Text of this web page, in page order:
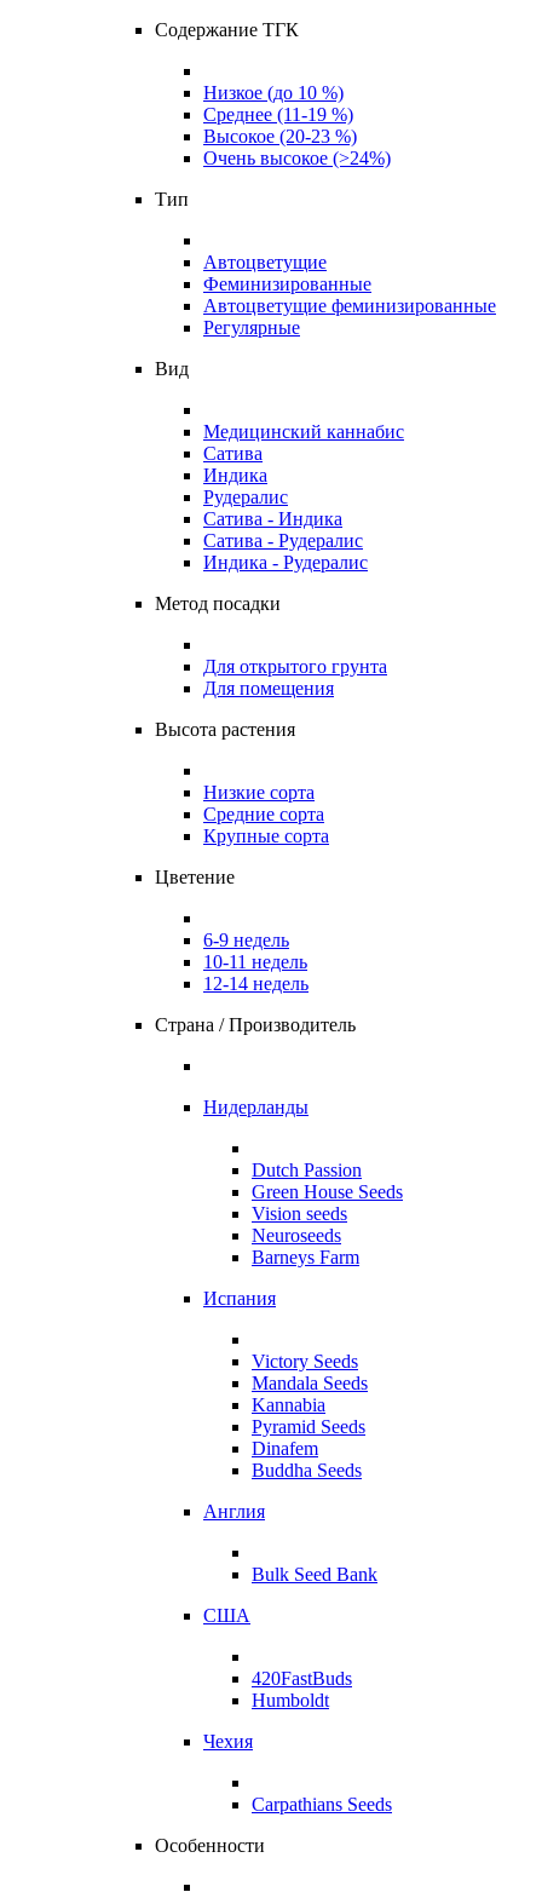
Содержание ТГК
Низкое (до 10 %)
Среднее (11-19 %)
Высокое (20-23 %)
Очень высокое (>24%)
Тип
Автоцветущие
Феминизированные
Автоцветущие феминизированные
Регулярные
Вид
Медицинский каннабис
Сатива
Индика
Рудералис
Сатива - Индика
Сатива - Рудералис
Индика - Рудералис
Метод посадки
Для открытого грунта
Для помещения
Высота растения
Низкие сорта
Средние сорта
Крупные сорта
Цветение
6-9 недель
10-11 недель
12-14 недель
Страна / Производитель
Нидерланды
Dutch Passion
Green House Seeds
Vision seeds
Neuroseeds
Barneys Farm
Испания
Victory Seeds
Mandala Seeds
Kannabia
Pyramid Seeds
Dinafem
Buddha Seeds
Англия
Bulk Seed Bank
США
420FastBuds
Humboldt
Чехия
Carpathians Seeds
Особенности